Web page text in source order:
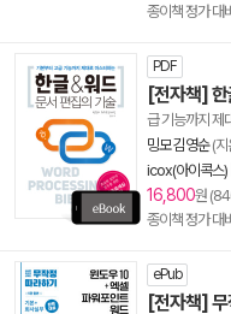
종이책 정가 대비
PDF
[전자책] 한
급 기능까지 제
밍모 김영순(지
icox(아이콕스)
16,800원
종이책 정가 대비
ePub
[전자책]